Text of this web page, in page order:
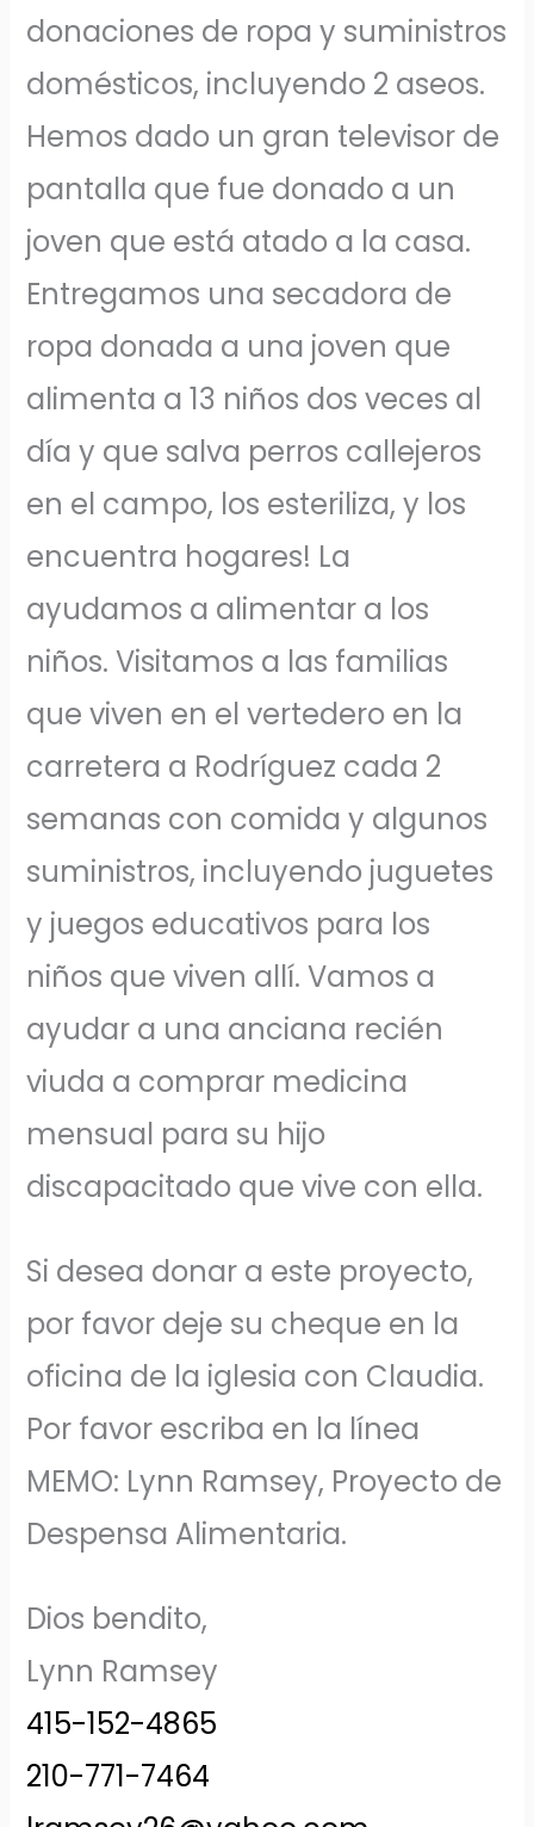
donaciones de ropa y suministros
domésticos, incluyendo 2 aseos.
Hemos dado un gran televisor de
pantalla que fue donado a un
joven que está atado a la casa.
Entregamos una secadora de
ropa donada a una joven que
alimenta a 13 niños dos veces al
día y que salva perros callejeros
en el campo, los esteriliza, y los
encuentra hogares! La
ayudamos a alimentar a los
niños. Visitamos a las familias
que viven en el vertedero en la
carretera a Rodríguez cada 2
semanas con comida y algunos
suministros, incluyendo juguetes
y juegos educativos para los
niños que viven allí. Vamos a
ayudar a una anciana recién
viuda a comprar medicina
mensual para su hijo
discapacitado que vive con ella.
Si desea donar a este proyecto,
por favor deje su cheque en la
oficina de la iglesia con Claudia.
Por favor escriba en la línea
MEMO: Lynn Ramsey, Proyecto de
Despensa Alimentaria.
Dios bendito,
Lynn Ramsey
415-152-4865
210-771-7464